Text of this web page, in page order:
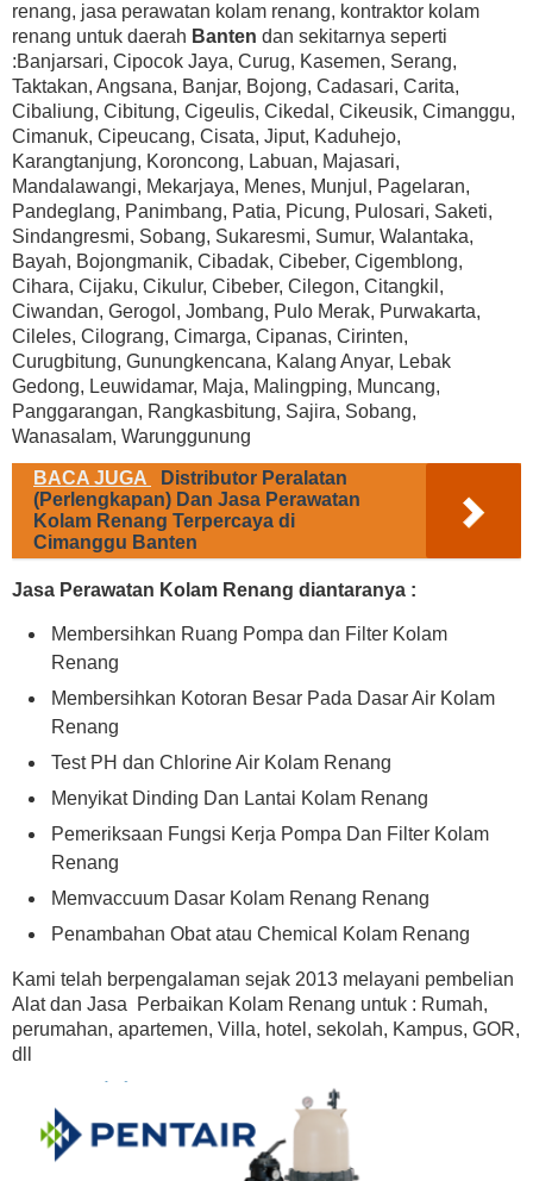
renang, jasa perawatan kolam renang, kontraktor kolam
renang untuk daerah Banten dan sekitarnya seperti
:Banjarsari, Cipocok Jaya, Curug, Kasemen, Serang,
Taktakan, Angsana, Banjar, Bojong, Cadasari, Carita,
Cibaliung, Cibitung, Cigeulis, Cikedal, Cikeusik, Cimanggu,
Cimanuk, Cipeucang, Cisata, Jiput, Kaduhejo,
Karangtanjung, Koroncong, Labuan, Majasari,
Mandalawangi, Mekarjaya, Menes, Munjul, Pagelaran,
Pandeglang, Panimbang, Patia, Picung, Pulosari, Saketi,
Sindangresmi, Sobang, Sukaresmi, Sumur, Walantaka,
Bayah, Bojongmanik, Cibadak, Cibeber, Cigemblong,
Cihara, Cijaku, Cikulur, Cibeber, Cilegon, Citangkil,
Ciwandan, Gerogol, Jombang, Pulo Merak, Purwakarta,
Cileles, Cilograng, Cimarga, Cipanas, Cirinten,
Curugbitung, Gunungkencana, Kalang Anyar, Lebak
Gedong, Leuwidamar, Maja, Malingping, Muncang,
Panggarangan, Rangkasbitung, Sajira, Sobang,
Wanasalam, Warunggunung
BACA JUGA
Distributor Peralatan
(Perlengkapan) Dan Jasa Perawatan
Kolam Renang Terpercaya di
Cimanggu Banten
Jasa Perawatan Kolam Renang diantaranya :
Membersihkan Ruang Pompa dan Filter Kolam
Renang
Membersihkan Kotoran Besar Pada Dasar Air Kolam
Renang
Test PH dan Chlorine Air Kolam Renang
Menyikat Dinding Dan Lantai Kolam Renang
Pemeriksaan Fungsi Kerja Pompa Dan Filter Kolam
Renang
Memvaccuum Dasar Kolam Renang Renang
Penambahan Obat atau Chemical Kolam Renang
Kami telah berpengalaman sejak 2013 melayani pembelian
Alat dan Jasa Perbaikan Kolam Renang untuk : Rumah,
perumahan, apartemen, Villa, hotel, sekolah, Kampus, GOR,
dll